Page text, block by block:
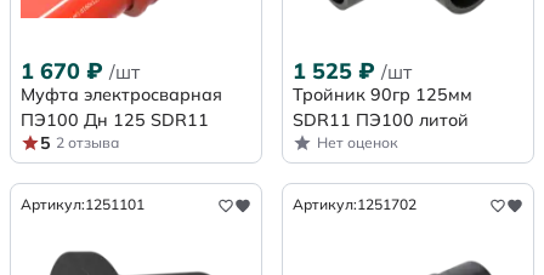
1 670 ₽ /шт
Муфта электросварная
ПЭ100 Дн 125 SDR11
5 2 отзыва
1 525 ₽ /шт
Тройник 90гр 125мм
SDR11 ПЭ100 литой
Нет оценок
Артикул:1251101 Артикул:1251702